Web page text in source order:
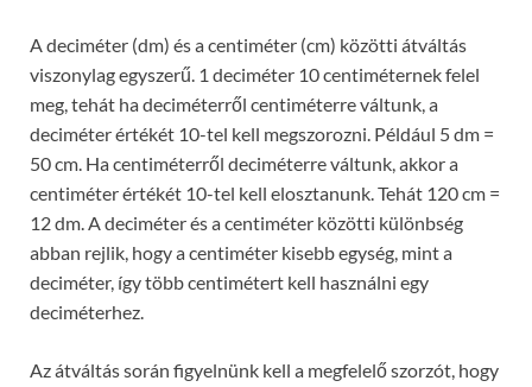
A deciméter (dm) és a centiméter (cm) közötti átváltás
viszonylag egyszerű. 1 deciméter 10 centiméternek felel
meg, tehát ha deciméterről centiméterre váltunk, a
deciméter értékét 10-tel kell megszorozni. Például 5 dm =
50 cm. Ha centiméterről deciméterre váltunk, akkor a
centiméter értékét 10-tel kell elosztanunk. Tehát 120 cm =
12 dm. A deciméter és a centiméter közötti különbség
abban rejlik, hogy a centiméter kisebb egység, mint a
deciméter, így több centimétert kell használni egy
deciméterhez.
Az átváltás során figyelnünk kell a megfelelő szorzót, hogy